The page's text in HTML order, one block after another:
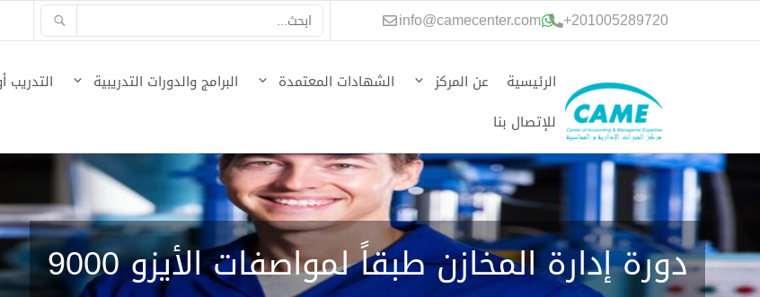
انتقل 201005289720
+
info@camecenter.com
الرئيسية عن المركز الشهادات المعتمدة البرامج والدورات التدريبية التدريب
للإتصال بنا
دورة إدارة المخازن طبقاً لمواصفات الأيزو 9000